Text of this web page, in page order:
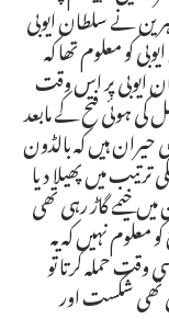
نے سلطان ایوبی
کو معلوم تھا کہ
ایوبی پر اس وقت
ہوئی فتح کے مابعد
ہیں کہ بالڈون
میں پھیلا دیا
خیمے گاڑ رہی تھی
معلوم نہیں کہ یہ
وقت حملہ کرتا تو
تھی شکست اور